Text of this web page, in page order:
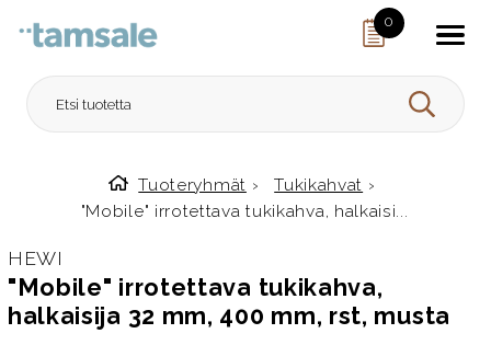
0
HAE
Etusivulle
Tuoteryhmät › Tukikahvat ›
"Mobile" irrotettava tukikahva, halkaisi...
HEWI
"Mobile" irrotettava tukikahva,
halkaisija 32 mm, 400 mm, rst, musta